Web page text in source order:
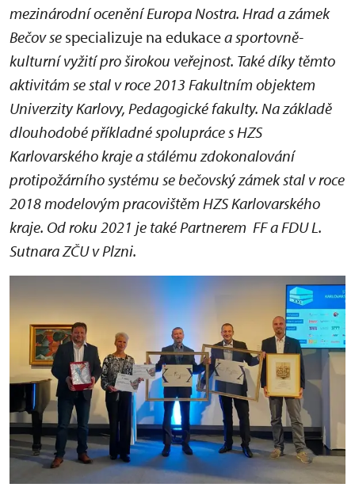
mezinárodní ocenění Europa Nostra. Hrad a zámek
Bečov se specializuje na edukacea sportovně-
kulturní vyžití pro širokou veřejnost. Také díky těmto
aktivitám se stal v roce 2013 Fakultním objektem
Univerzity Karlovy, Pedagogické fakulty. Na základě
dlouhodobé příkladné spolupráce s HZS
Karlovarského kraje a stálému zdokonalování
protipožárního systému se bečovský zámek stal v roce
2018 modelovým pracovištěm HZS Karlovarského
kraje. Od roku 2021 je také Partnerem FF a FDU L.
Sutnara ZČU v Plzni.